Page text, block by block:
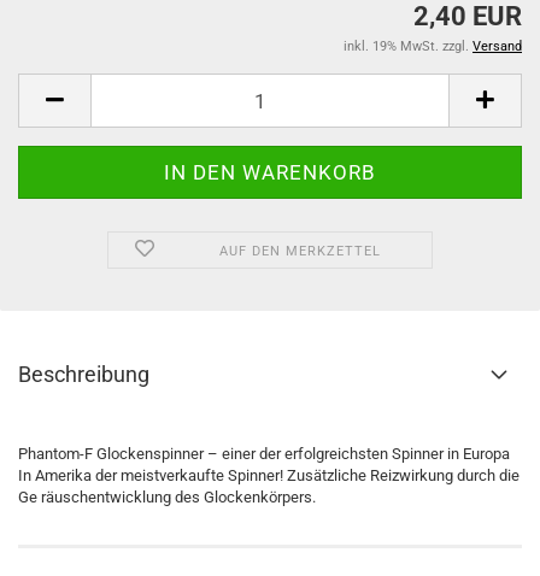
2,40 EUR
inkl. 19% MwSt. zzgl. Versand
AUF DEN MERKZETTEL
Beschreibung
Phantom-F Glockenspinner – einer der erfolgreichsten Spinner in Europa
In Amerika der meistverkaufte Spinner! Zusätzliche Reizwirkung durch die
Ge räuschentwicklung des Glockenkörpers.